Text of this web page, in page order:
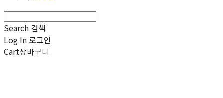
Search 검색
Log In 로그인
Cart장바구니